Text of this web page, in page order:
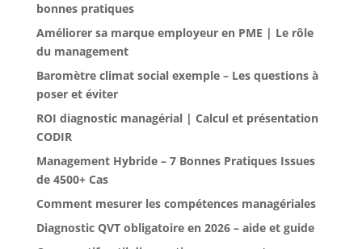
bonnes pratiques
Améliorer sa marque employeur en PME | Le rôle
du management
Baromètre climat social exemple – Les questions à
poser et éviter
ROI diagnostic managérial | Calcul et présentation
CODIR
Management Hybride – 7 Bonnes Pratiques Issues
de 4500+ Cas
Comment mesurer les compétences managériales
Diagnostic QVT obligatoire en 2026 – aide et guide